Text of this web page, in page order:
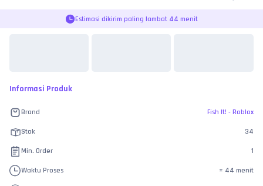
Estimasi dikirim paling lambat 44 menit
Informasi Produk
Brand Fish It! - Roblox
Stok 34
Min. Order 1
Waktu Proses ± 44 menit